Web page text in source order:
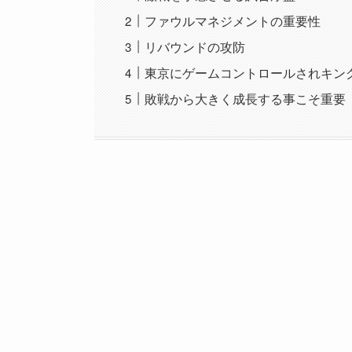
ファウルマネジメントの重要性
リバウンドの攻防
東京にゲームコントロールされキン
敗戦から大きく成長する事こそ重要